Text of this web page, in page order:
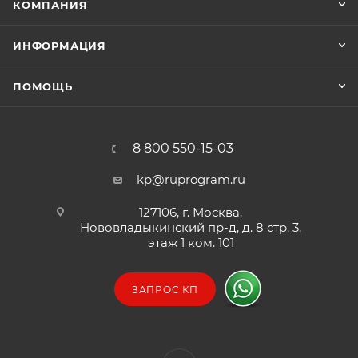
КОМПАНИЯ
ИНФОРМАЦИЯ
ПОМОЩЬ
8 800 550-15-03
kp@ruprogram.ru
127106, г. Москва,
Нововладыкинский пр-д, д. 8 стр. 3,
этаж 1 ком. 101
ЗАПРОС КП